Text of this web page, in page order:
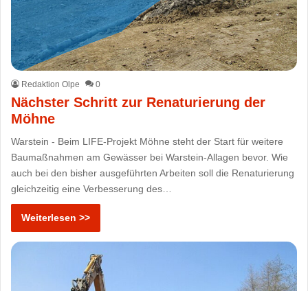
Redaktion Olpe 0
Nächster Schritt zur Renaturierung der
Möhne
Warstein - Beim LIFE-Projekt Möhne steht der Start für weitere
Baumaßnahmen am Gewässer bei Warstein-Allagen bevor. Wie
auch bei den bisher ausgeführten Arbeiten soll die Renaturierung
gleichzeitig eine Verbesserung des…
Weiterlesen >>